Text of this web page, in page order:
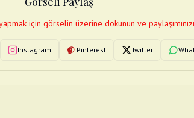
için görselin üzerine dokunun ve
Instagram Pinterest Twitter